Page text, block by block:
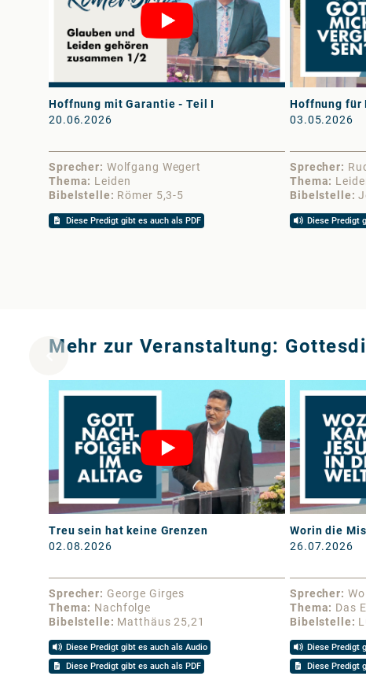
Hoffnung mit Garantie - Teil I
20.06.2026
Sprecher
Wolfgang Wegert
Thema
Leiden
Bibelstelle
Römer 5,3-5
Diese Predigt gibt es auch als PDF
Hoffnung für
03.05.2026
Sprecher
Thema
Bibelstelle
Diese Predigt
Mehr zur Veranstaltung:
Treu sein hat keine Grenzen
02.08.2026
Sprecher
George Girges
Thema
Nachfolge
Bibelstelle
Matthäus 25,21
Diese Predigt gibt es auch als Audio
Diese Predigt gibt es auch als PDF
Worin die
26.07.2026
Sprecher
Thema
Das
Bibelstelle
Diese Predigt
Diese Predigt